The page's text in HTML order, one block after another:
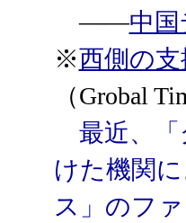
――中国
※西側の
（Grobal
最近、
けた機関
ス」のフ